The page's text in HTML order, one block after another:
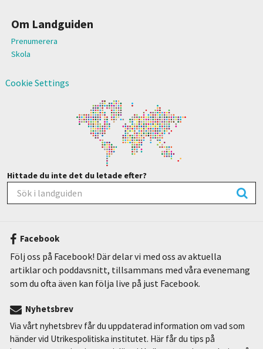
Om Landguiden
Prenumerera
Skola
Cookie Settings
Hittade du inte det du letade efter?
Facebook
Följ oss på Facebook! Där delar vi med oss av aktuella
artiklar och poddavsnitt, tillsammans med våra evenemang
som du ofta även kan följa live på just Facebook.
Nyhetsbrev
Via vårt nyhetsbrev får du uppdaterad information om vad som
händer vid Utrikespolitiska institutet. Här får du tips på